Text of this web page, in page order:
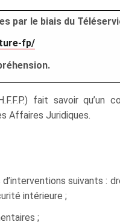
le biais du
fp/
fait savoir qu’un
Affaires Juridiques.
suivants :
intérieure ;
;